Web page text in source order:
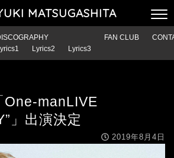
MATSUGASHITA
Lyrics2 Lyrics3
FAN CLUB
One-manLIVE
」出演決定
2019年8月4日